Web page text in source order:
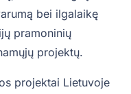
bei ilgalaikę
pramoninių
projektų.
projektai Lietuvoje